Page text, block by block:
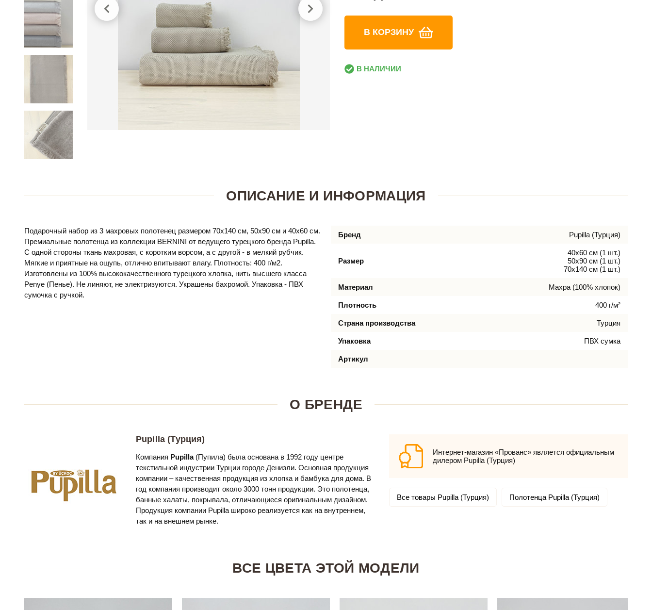
В КОРЗИНУ
В НАЛИЧИИ
ОПИСАНИЕ И ИНФОРМАЦИЯ
Подарочный набор из 3 махровых полотенец размером 70х140 см, 50х90 см и 40х60 см.
Премиальные полотенца из коллекции BERNINI от ведущего турецкого бренда Pupilla.
С одной стороны ткань махровая, с коротким ворсом, а с другой - в мелкий рубчик.
Мягкие и приятные на ощупь, отлично впитывают влагу. Плотность: 400 г/м2.
Изготовлены из 100% высококачественного турецкого хлопка, нить высшего класса
Penye (Пенье). Не линяют, не электризуются. Украшены бахромой. Упаковка - ПВХ
сумочка с ручкой.
Бренд Pupilla (Турция)
Размер
40х60 см (1 шт.)
50х90 см (1 шт.)
70х140 см (1 шт.)
Материал Махра (100% хлопок)
Плотность 400 г/м²
Страна производства Турция
Упаковка ПВХ сумка
Артикул
О БРЕНДЕ
Pupilla (Турция)
Компания Pupilla(Пупила) была основана в 1992 году центре
текстильной индустрии Турции городе Денизли. Основная продукция
компании – качественная продукция из хлопка и бамбука для дома. В
год компания производит около 3000 тонн продукции. Это полотенца,
банные халаты, покрывала, отличающиеся оригинальным дизайном.
Продукция компании Pupilla широко реализуется как на внутреннем,
так и на внешнем рынке.
Интернет-магазин «Прованс» является официальным
дилером Pupilla (Турция)
Все товары Pupilla (Турция) Полотенца Pupilla (Турция)
ВСЕ ЦВЕТА ЭТОЙ МОДЕЛИ